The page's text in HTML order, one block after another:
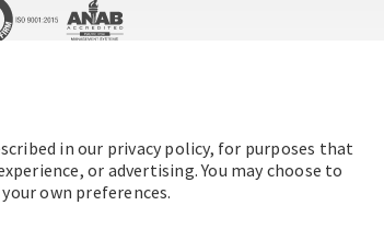
in our privacy policy, for purposes that
or advertising. You may choose to
own preferences.
Inc.